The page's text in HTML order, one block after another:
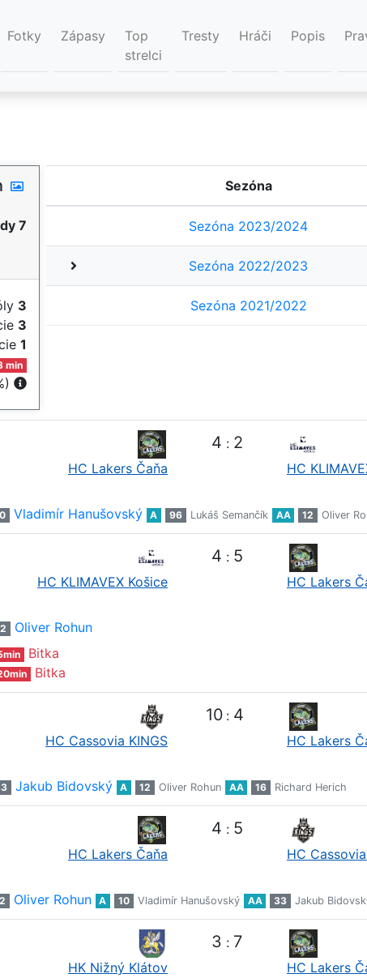
Fotky Zápasy
Top
strelci
Tresty Hráči Popis
7
3
3
1
min
Sezóna
Sezóna 2023/2024
Sezóna 2022/2023
Sezóna 2021/2022
HC Lakers Čaňa
4 : 2
HC
Vladimír Hanušovský A 96 Lukáš Semančík AA 12 Oliver
HC KLIMAVEX Košice
4 : 5
HC Lakers
Oliver Rohun
Bitka
Bitka
HC Cassovia KINGS
10 : 4
HC Lakers
Jakub Bidovský A 12 Oliver Rohun AA 16 Richard Herich
HC Lakers Čaňa
4 : 5
HC
Oliver Rohun A 10 Vladimír Hanušovský AA 33 Jakub
HK Nižný Klátov
3 : 7
HC Lakers